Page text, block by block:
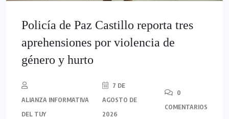
‎Policía de Paz Castillo reporta tres
aprehensiones por violencia de
género y hurto
ALIANZA INFORMATIVA
DEL TUY
7 DE
AGOSTO DE
2026
0
COMENTARIOS